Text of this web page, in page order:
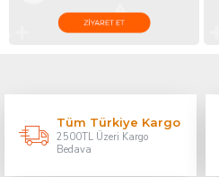
Tüm Türkiye Kargo
2500TL Üzeri Kargo
Bedava